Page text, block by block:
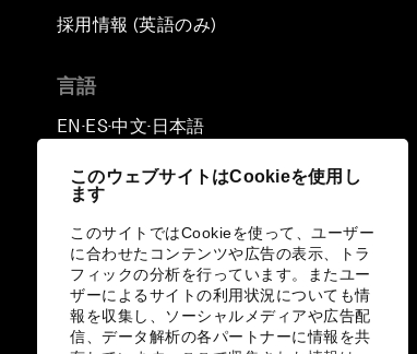
このウェブサイトはCookieを使用し
ます
このサイトではCookieを使って、ユーザー
に合わせたコンテンツや広告の表示、トラ
フィックの分析を行っています。またユー
ザーによるサイトの利用状況についても情
報を収集し、ソーシャルメディアや広告配
信、データ解析の各パートナーに情報を共
採用情報 (英語のみ)
言語
EN ▪ ES▪中文▪ 日本語